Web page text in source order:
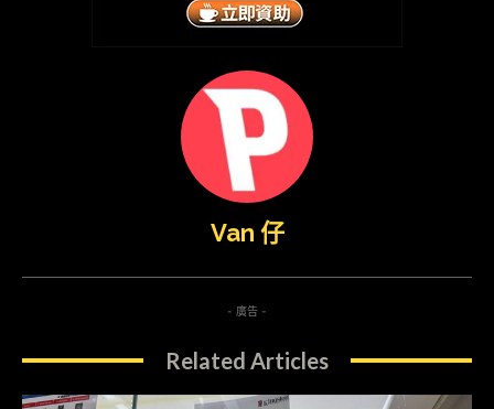
Van 仔
- 廣告 -
Related Articles